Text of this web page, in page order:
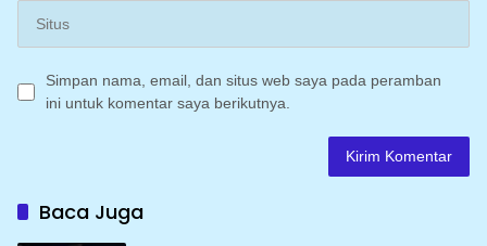
Simpan nama, email, dan situs web saya pada peramban
ini untuk komentar saya berikutnya.
Baca Juga